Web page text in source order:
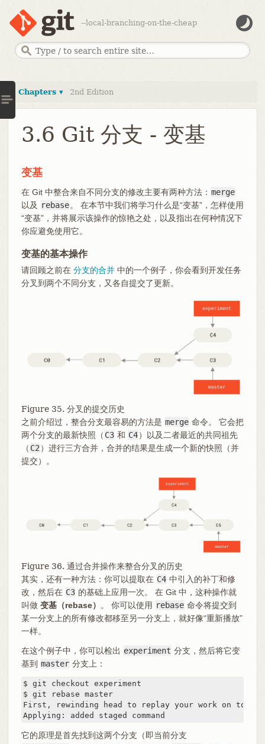
--local-branching-on-the-cheap
Chapters ▾ 2nd Edition
3.6 Git 分支 - 变基
变基
在 Git 中整合来自不同分支的修改主要有两种方法： merge
以及 rebase 。 在本节中我们将学习什么是“变基”，怎样使用
“变基”，并将展示该操作的惊艳之处，以及指出在何种情况下
你应避免使用它。
变基的基本操作
请回顾之前在 分支的合并中的一个例子，你会看到开发任务
分叉到两个不同分支，又各自提交了更新。
Figure 35. 分叉的提交历史
之前介绍过，整合分支最容易的方法是 merge 命令。 它会把
两个分支的最新快照（ C3 和 C4 ）以及二者最近的共同祖先
（ C2 ）进行三方合并，合并的结果是生成一个新的快照（并
提交）。
Figure 36. 通过合并操作来整合分叉的历史
其实，还有一种方法：你可以提取在 C4 中引入的补丁和修
改，然后在 C3 的基础上应用一次。 在 Git 中，这种操作就
叫做 变基（rebase） 。 你可以使用 rebase 命令将提交到
某一分支上的所有修改都移至另一分支上，就好像“重新播放”
一样。
在这个例子中，你可以检出 experiment 分支，然后将它变
基到 master 分支上：
$ git checkout experiment
$ git rebase master
First, rewinding head to replay your work on top
Applying: added staged command
它的原理是首先找到这两个分支（即当前分支